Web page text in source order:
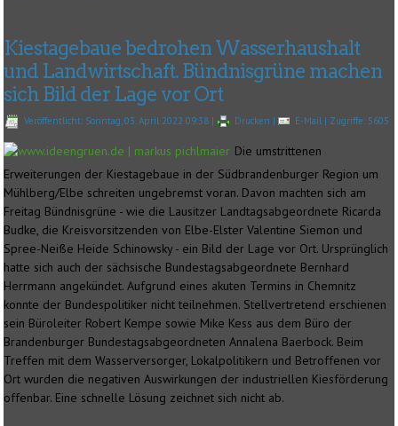
Kiestagebaue bedrohen Wasserhaushalt
und Landwirtschaft. Bündnisgrüne machen
sich Bild der Lage vor Ort
Veröffentlicht: Sonntag, 03. April 2022 09:38 | Drucken | E-Mail | Zugriffe: 5605
Die umstrittenen
Erweiterungen der Kiestagebaue in der Südbrandenburger Region um
Mühlberg/Elbe schreiten ungebremst voran. Davon machten sich am
Freitag Bündnisgrüne - wie die Lausitzer Landtagsabgeordnete Ricarda
Budke, die Kreisvorsitzenden von Elbe-Elster Valentine Siemon und
Spree-Neiße Heide Schinowsky - ein Bild der Lage vor Ort. Ursprünglich
hatte sich auch der sächsische Bundestagsabgeordnete Bernhard
Herrmann angekündet. Aufgrund eines akuten Termins in Chemnitz
konnte der Bundespolitiker nicht teilnehmen. Stellvertretend erschienen
sein Büroleiter Robert Kempe sowie Mike Kess aus dem Büro der
Brandenburger Bundestagsabgeordneten Annalena Baerbock. Beim
Treffen mit dem Wasserversorger, Lokalpolitikern und Betroffenen vor
Ort wurden die negativen Auswirkungen der industriellen Kiesförderung
offenbar. Eine schnelle Lösung zeichnet sich nicht ab.